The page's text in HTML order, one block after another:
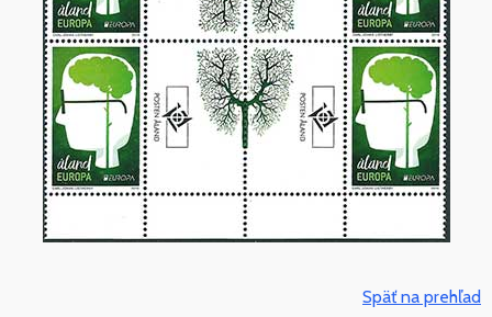
Späť na prehľad